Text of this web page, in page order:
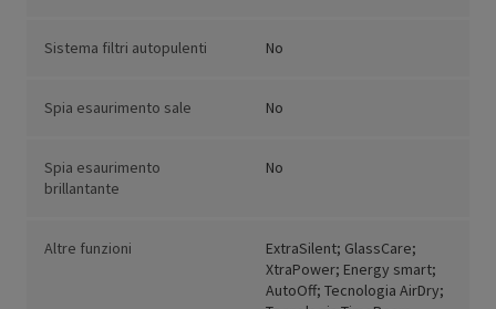
Sistema filtri autopulenti No
Spia esaurimento sale No
Spia esaurimento
brillantante
No
Altre funzioni
ExtraSilent; GlassCare;
XtraPower; Energy smart;
AutoOff; Tecnologia AirDry;